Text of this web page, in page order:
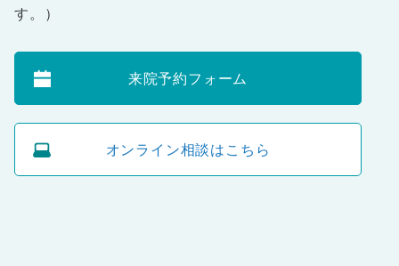
す。）
来院予約フォーム
オンライン相談はこちら